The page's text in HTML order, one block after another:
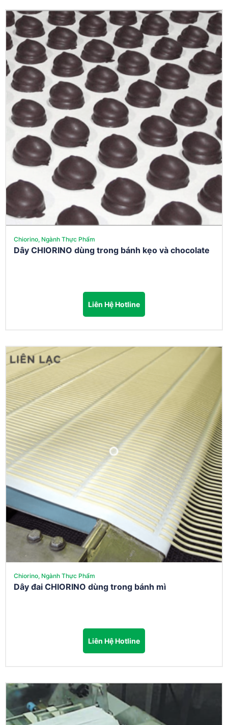
Chiorino, Ngành Thực Phẩm
Dây CHIORINO dùng trong bánh kẹo và chocolate
Liên Hệ Hotline
Chiorino, Ngành Thực Phẩm
Dây đai CHIORINO dùng trong bánh mì
Liên Hệ Hotline